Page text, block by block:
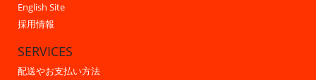
English Site
採用情報
SERVICES
配送やお支払い方法